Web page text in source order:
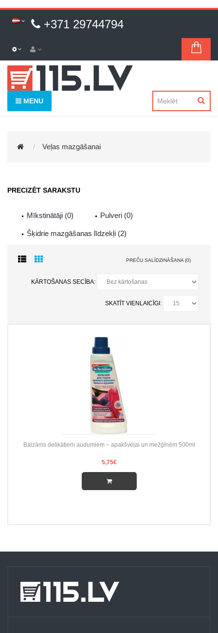
+371 29744794
MENU
Veļas mazgāšanai
PRECIZĒT SARAKSTU
Mīkstinātāji (0) Pulveri (0)
Šķidrie mazgāšanas līdzekļi (2)
PREČU SALĪDZINĀŠANA (0)
KĀRTOŠANAS SECĪBA:
SKATĪT VIENLAICĪGI:
Balzāms delikātiem audumiem – apakšveļai un mežģīnēm 500ml
5,75€